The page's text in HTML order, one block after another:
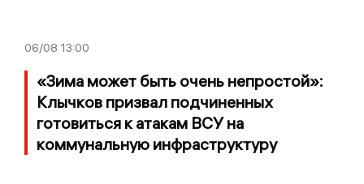
06/08 13:00
«Зима может быть очень непростой»:
Клычков призвал подчиненных
готовиться к атакам ВСУ на
коммунальную инфраструктуру